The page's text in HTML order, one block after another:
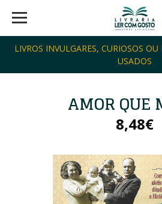
LIVROS INVULGARES, CURIOSOS
USADOS
AMOR QUE
8,48€